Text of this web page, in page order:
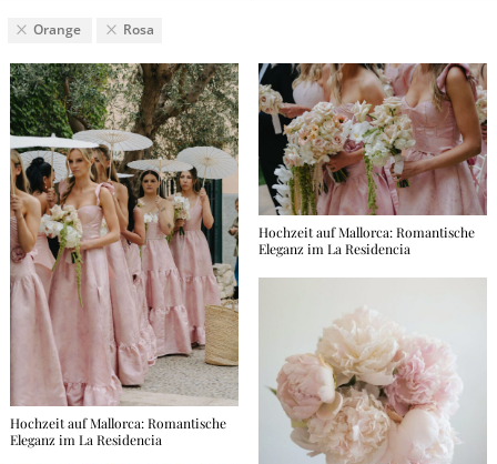
Orange Rosa
Hochzeit auf Mallorca: Romantische
Eleganz im La Residencia
Hochzeit auf Mallorca: Romantische
Eleganz im La Residencia